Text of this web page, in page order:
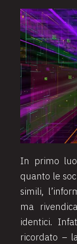
In primo
quanto le
simili,
ma
identici.
ricordato –